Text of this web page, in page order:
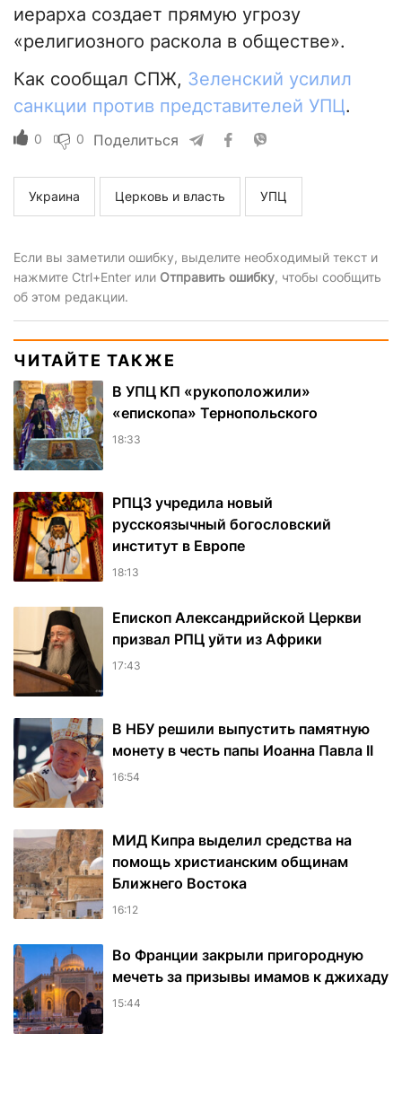
иерарха создает прямую угрозу
«религиозного раскола в обществе».
Как сообщал СПЖ, Зеленский усилил
санкции против представителей УПЦ.
0 0 Поделиться
Украина Церковь и власть УПЦ
Если вы заметили ошибку, выделите необходимый текст и
нажмите Ctrl+Enter или Отправить ошибку, чтобы сообщить
об этом редакции.
ЧИТАЙТЕ ТАКЖЕ
В УПЦ КП «рукоположили»
«епископа» Тернопольского
18:33
РПЦЗ учредила новый
русскоязычный богословский
институт в Европе
18:13
Епископ Александрийской Церкви
призвал РПЦ уйти из Африки
17:43
В НБУ решили выпустить памятную
монету в честь папы Иоанна Павла II
16:54
МИД Кипра выделил средства на
помощь христианским общинам
Ближнего Востока
16:12
Во Франции закрыли пригородную
мечеть за призывы имамов к джихаду
15:44